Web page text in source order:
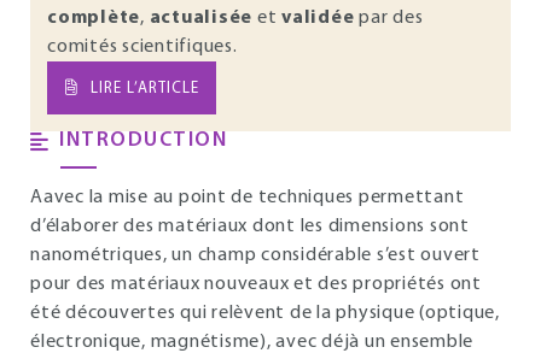
complète, actualisée et validée par des
comités scientifiques.
LIRE L’ARTICLE
INTRODUCTION
Aavec la mise au point de techniques permettant
d’élaborer des matériaux dont les dimensions sont
nanométriques, un champ considérable s’est ouvert
pour des matériaux nouveaux et des propriétés ont
été découvertes qui relèvent de la physique (optique,
électronique, magnétisme), avec déjà un ensemble